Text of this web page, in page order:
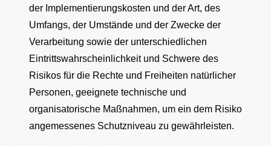
der Implementierungskosten und der Art, des
Umfangs, der Umstände und der Zwecke der
Verarbeitung sowie der unterschiedlichen
Eintrittswahrscheinlichkeit und Schwere des
Risikos für die Rechte und Freiheiten natürlicher
Personen, geeignete technische und
organisatorische Maßnahmen, um ein dem Risiko
angemessenes Schutzniveau zu gewährleisten.